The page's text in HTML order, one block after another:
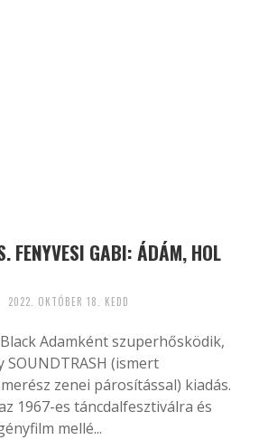
FENYVESI GABI: ÁDÁM, HOL
2022. OKTÓBER 18. KEDD
Adamként szuperhősködik,
(ismert
zenei párosítással) kiadás.
1967-es táncdalfesztiválra és
mellé...